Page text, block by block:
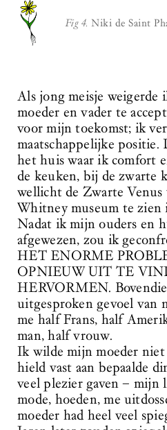
Fig 4. Niki de Saint
Als jong meisje weigerde
moeder en vader te
voor mijn toekomst; ik
maatschappelijke
het huis waar ik comfort
de keuken, bij de zwarte
wellicht de Zwarte
Whitney museum te zien
Nadat ik mijn ouders en
afgewezen, zou ik
HET ENORME
OPNIEUW UIT TE
HERVORMEN.
uitgesproken gevoel van
me half Frans, half
man, half vrouw.
Ik wilde mijn moeder
hield vast aan bepaalde
veel plezier gaven – mijn
mode, hoeden, me
moeder had heel veel